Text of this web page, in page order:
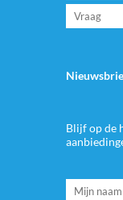
Blijf op de